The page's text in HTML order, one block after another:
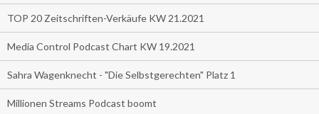
TOP 20 Zeitschriften-Verkäufe KW 21.2021
Media Control Podcast Chart KW 19.2021
Sahra Wagenknecht - "Die Selbstgerechten" Platz 1
Millionen Streams Podcast boomt